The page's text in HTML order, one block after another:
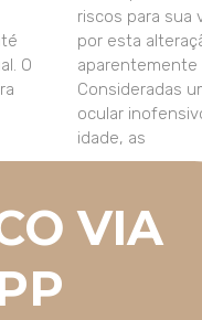
O
riscos para sua
por esta
aparentemente
Consideradas
ocular
idade, as
VIA